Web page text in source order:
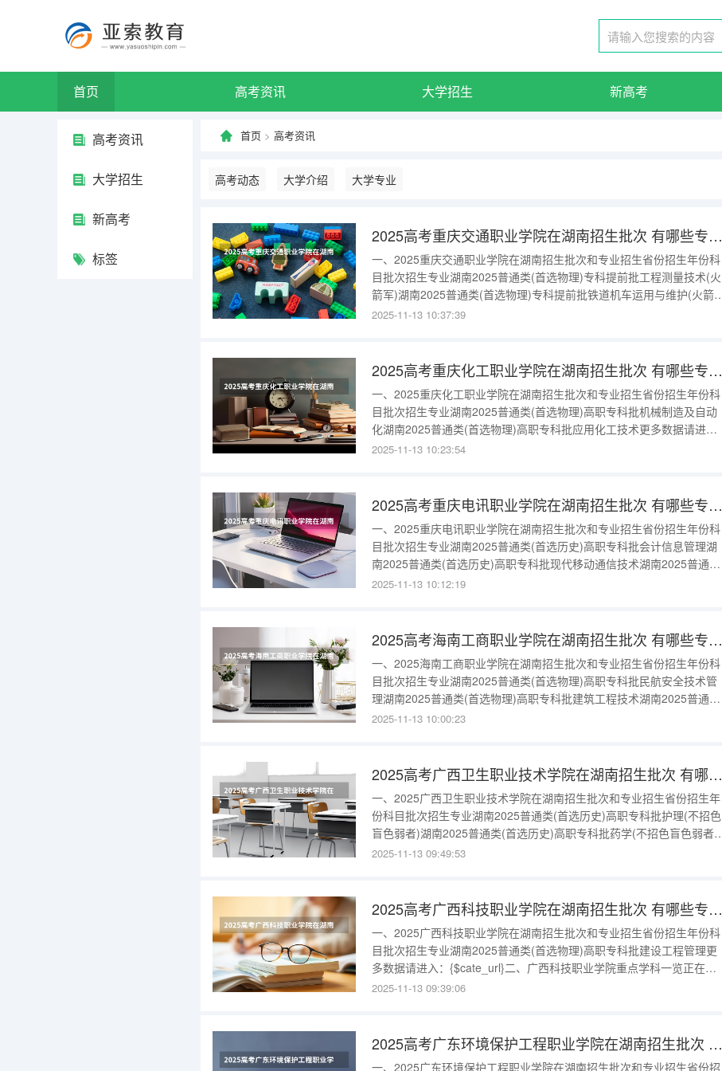
首页 高考资讯 大学招生 新高考
高考资讯
大学招生
新高考
标签
首页 > 高考资讯
高考动态 大学介绍 大学专业
2025高考重庆交通职业学院在湖南招生批次 有哪些专业？
一、2025重庆交通职业学院在湖南招生批次和专业招生省份招生年份科
目批次招生专业湖南2025普通类(首选物理)专科提前批工程测量技术(火
箭军)湖南2025普通类(首选物理)专科提前批铁道机车运用与维护(火箭
军)湖南2025普通类(首选物理)高职专科批道路与桥梁工程技术更多数据
2025-11-13 10:37:39
2025高考重庆化工职业学院在湖南招生批次 有哪些专业？
一、2025重庆化工职业学院在湖南招生批次和专业招生省份招生年份科
目批次招生专业湖南2025普通类(首选物理)高职专科批机械制造及自动
化湖南2025普通类(首选物理)高职专科批应用化工技术更多数据请进
入：{$cate_url}二、重庆化工职业学院重点学科一览正在整理该学校数
2025-11-13 10:23:54
2025高考重庆电讯职业学院在湖南招生批次 有哪些专业？
一、2025重庆电讯职业学院在湖南招生批次和专业招生省份招生年份科
目批次招生专业湖南2025普通类(首选历史)高职专科批会计信息管理湖
南2025普通类(首选历史)高职专科批现代移动通信技术湖南2025普通类
(首选历史)高职专科批融媒体技术与运营湖南2025普通类(首选历史)高职
2025-11-13 10:12:19
2025高考海南工商职业学院在湖南招生批次 有哪些专业？
一、2025海南工商职业学院在湖南招生批次和专业招生省份招生年份科
目批次招生专业湖南2025普通类(首选物理)高职专科批民航安全技术管
理湖南2025普通类(首选物理)高职专科批建筑工程技术湖南2025普通类
(首选物理)高职专科批现代物流管理湖南2025普通类(首选物理)高职专科
2025-11-13 10:00:23
2025高考广西卫生职业技术学院在湖南招生批次 有哪些专业？
一、2025广西卫生职业技术学院在湖南招生批次和专业招生省份招生年
份科目批次招生专业湖南2025普通类(首选历史)高职专科批护理(不招色
盲色弱者)湖南2025普通类(首选历史)高职专科批药学(不招色盲色弱者)
湖南2025普通类(首选历史)高职专科批中医学(不招色盲色弱者)湖南
2025-11-13 09:49:53
2025高考广西科技职业学院在湖南招生批次 有哪些专业？
一、2025广西科技职业学院在湖南招生批次和专业招生省份招生年份科
目批次招生专业湖南2025普通类(首选物理)高职专科批建设工程管理更
多数据请进入：{$cate_url}二、广西科技职业学院重点学科一览正在整
理该学校数据，请耐心等待。
2025-11-13 09:39:06
2025高考广东环境保护工程职业学院在湖南招生批次 有哪些专业？
一、2025广东环境保护工程职业学院在湖南招生批次和专业招生省份招